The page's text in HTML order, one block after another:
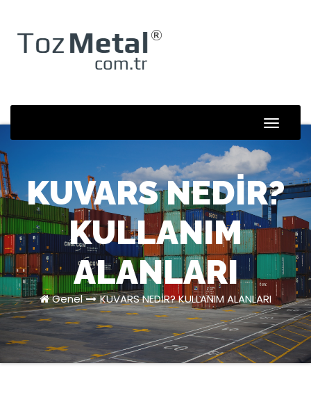
content
Toggle
KUVARS NEDİR?
KULLANIM
ALANLARI
Genel KUVARS NEDİR? KULLANIM ALANLARI